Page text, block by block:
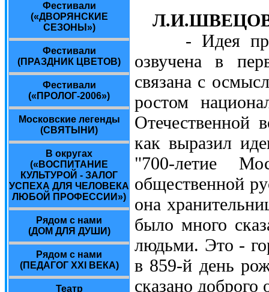
Фестивали
(«ДВОРЯНСКИЕ
СЕЗОНЫ»)
Фестивали
(ПРАЗДНИК ЦВЕТОВ)
Фестивали
(«ПРОЛОГ-2006»)
Московские легенды
(СВЯТЫНИ)
В округах
(«ВОСПИТАНИЕ
КУЛЬТУРОЙ - ЗАЛОГ
УСПЕХА ДЛЯ ЧЕЛОВЕКА
ЛЮБОЙ ПРОФЕССИИ»)
Рядом с нами
(ДОМ ДЛЯ ДУШИ)
Рядом с нами
(ПЕДАГОГ XXI ВЕКА)
Театр
- Идея
озвучена в
связана с
ростом
как выразил
"700-летие
общественной
она
было много
людьми. Это -
в 859-й день
сказано